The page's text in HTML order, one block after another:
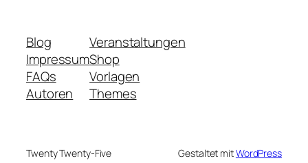
Blog
Impressum
FAQs
Autoren
Veranstaltungen
Shop
Vorlagen
Themes
Twenty Twenty-Five Gestaltet mitWordPress